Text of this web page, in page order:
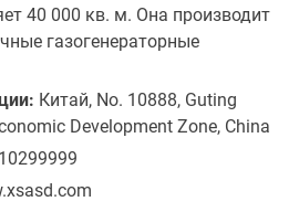
40 000 кв. м. Она производит
газогенераторные
Китай, No. 10888, Guting
Development Zone, China